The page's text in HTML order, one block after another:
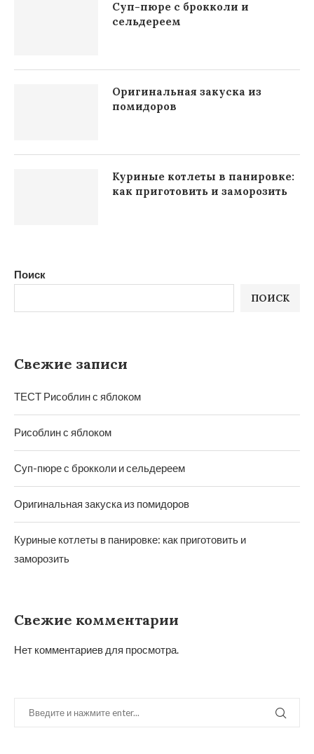
Поиск
ПОИСК
Свежие записи
ТЕСТ Рисоблин с яблоком
Рисоблин с яблоком
Суп-пюре с брокколи и сельдереем
Оригинальная закуска из помидоров
Куриные котлеты в панировке: как приготовить и
заморозить
Свежие комментарии
Нет комментариев для просмотра.
Суп-пюре с брокколи и
сельдереем
Оригинальная закуска из
помидоров
Куриные котлеты в панировке:
как приготовить и заморозить